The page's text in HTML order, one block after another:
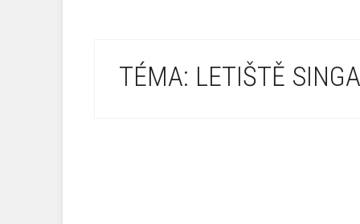
TÉMA: LETIŠTĚ